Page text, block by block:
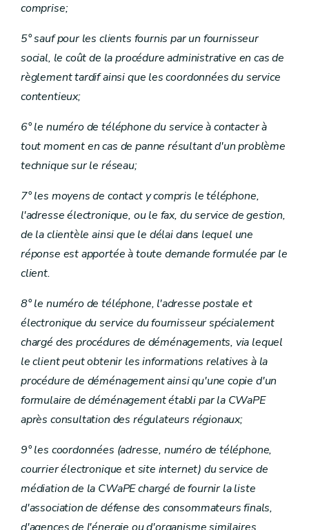
comprise;
5° sauf pour les clients fournis par un fournisseur
social, le coût de la procédure administrative en cas de
règlement tardif ainsi que les coordonnées du service
contentieux;
6° le numéro de téléphone du service à contacter à
tout moment en cas de panne résultant d'un problème
technique sur le réseau;
7° les moyens de contact y compris le téléphone,
l'adresse électronique, ou le fax, du service de gestion,
de la clientèle ainsi que le délai dans lequel une
réponse est apportée à toute demande formulée par le
client.
8° le numéro de téléphone, l'adresse postale et
électronique du service du fournisseur spécialement
chargé des procédures de déménagements, via lequel
le client peut obtenir les informations relatives à la
procédure de déménagement ainsi qu'une copie d'un
formulaire de déménagement établi par la CWaPE
après consultation des régulateurs régionaux;
9° les coordonnées (adresse, numéro de téléphone,
courrier électronique et site internet) du service de
médiation de la CWaPE chargé de fournir la liste
d'association de défense des consommateurs finals,